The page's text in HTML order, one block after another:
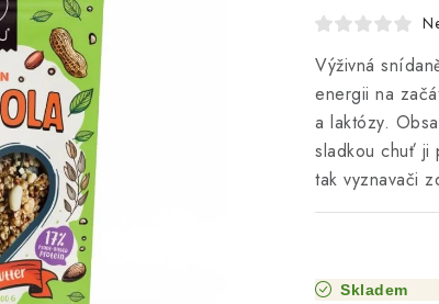
Výživná
energii na
a laktózy.
sladkou chuť ji
tak vyznavači
Skladem